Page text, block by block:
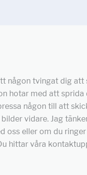
någon tvingat dig att
hotar med att sprida
någon till att
vidare. Jag
oss eller om du
hittar våra